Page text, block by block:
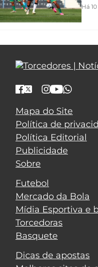
Há
Mapa do Site
Política de
Política Editorial
Publicidade
Sobre
Futebol
Mercado da Bola
Mídia Esportiva e
Torcedoras
Basquete
Dicas de apostas